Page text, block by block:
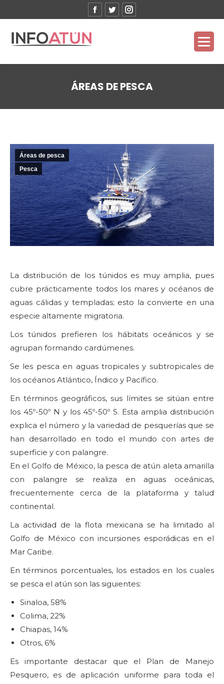
Facebook
Twitter
ÁREAS DE PESCA
Áreas de pesca
Pesca
La distribución de los túnidos es muy amplia, pues
cubre prácticamente todos los mares y océanos de
aguas cálidas y templadas; esto la convierte en una
especie altamente migratoria.
Los túnidos prefieren los hábitats oceánicos y se
agrupan formando cardúmenes.
Se les pesca en aguas tropicales y subtropicales de
los océanos Atlántico, Índico y Pacífico.
En términos geográficos, sus límites se sitúan entre
los 45º-50º N y los 45º-50º S. Esta amplia distribución
explica el número y la variedad de pesquerías que se
han desarrollado en todo el mundo con artes de
superficie y con palangre.
En el Golfo de México, la pesca de atún aleta amarilla
con palangre se realiza en aguas oceánicas,
frecuentemente cerca de la plataforma y talud
continental.
La actividad de la flota mexicana se ha limitado al
Golfo de México con incursiones esporádicas en el
Mar Caribe.
En términos porcentuales, los estados en los cuales
se pesca el atún son las siguientes:
Sinaloa, 58%
Colima, 22%
Chiapas, 14%
Otros, 6%
Es importante destacar que el Plan de Manejo
Pesquero, es de aplicación uniforme para toda el